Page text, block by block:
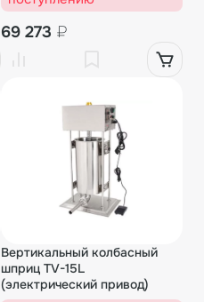
69 273 ₽
Вертикальный колбасный
шприц TV-15L
(электрический привод)